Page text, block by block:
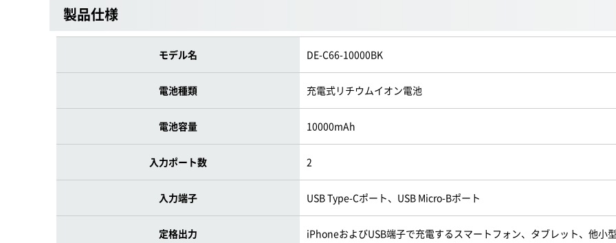
製品仕様
モデル名 DE-C66-10000BK
電池種類 充電式リチウムイオン電池
電池容量 10000mAh
入力ポート数 2
入力端子 USB Type-Cポート、USB Micro-Bポート
定格出力 iPhoneおよびUSB端子で充電するスマートフォン、タブレット、他小